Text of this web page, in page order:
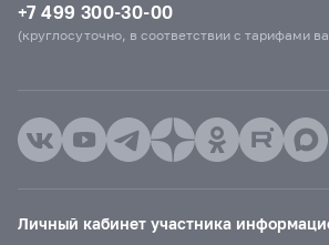
+7 499 300-30-00
(круглосуточно, в соответствии с тарифами
Личный кабинет участника